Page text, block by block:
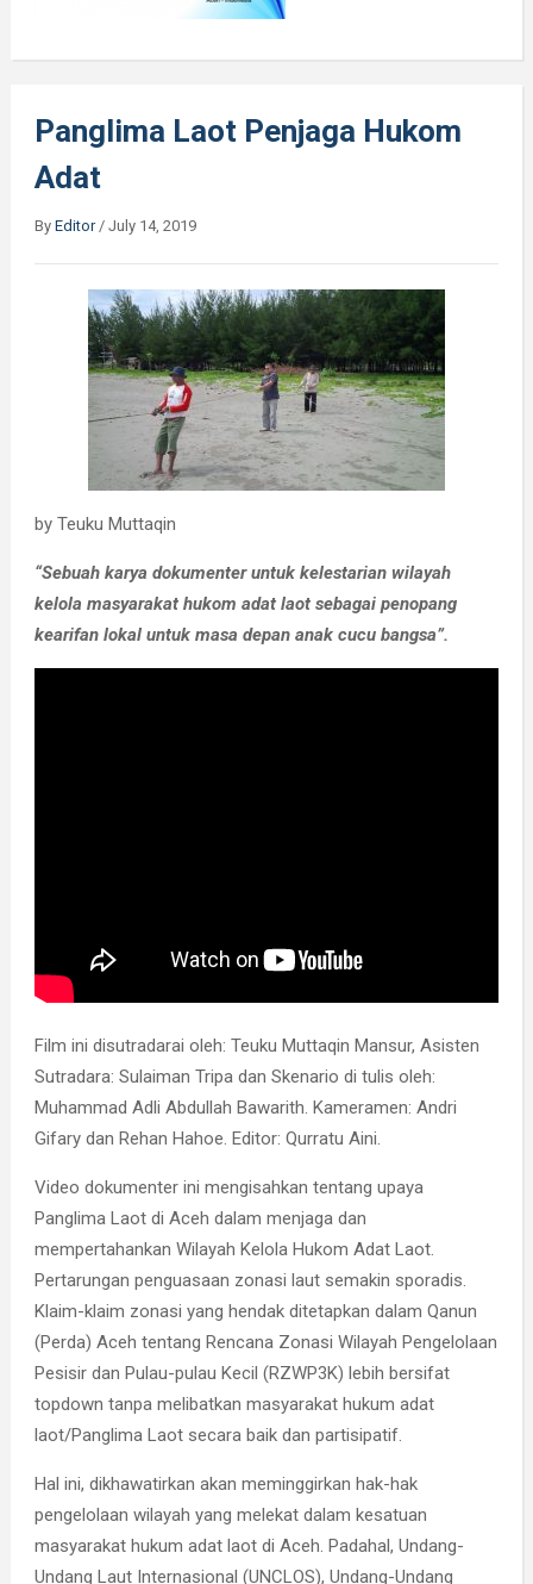
Panglima Laot Penjaga Hukom
Adat
By Editor/ July 14, 2019
by Teuku Muttaqin
“Sebuah karya dokumenter untuk kelestarian wilayah
kelola masyarakat hukom adat laot sebagai penopang
kearifan lokal untuk masa depan anak cucu bangsa”.
Film ini disutradarai oleh: Teuku Muttaqin Mansur, Asisten
Sutradara: Sulaiman Tripa dan Skenario di tulis oleh:
Muhammad Adli Abdullah Bawarith. Kameramen: Andri
Gifary dan Rehan Hahoe. Editor: Qurratu Aini.
Video dokumenter ini mengisahkan tentang upaya
Panglima Laot di Aceh dalam menjaga dan
mempertahankan Wilayah Kelola Hukom Adat Laot.
Pertarungan penguasaan zonasi laut semakin sporadis.
Klaim-klaim zonasi yang hendak ditetapkan dalam Qanun
(Perda) Aceh tentang Rencana Zonasi Wilayah Pengelolaan
Pesisir dan Pulau-pulau Kecil (RZWP3K) lebih bersifat
topdown tanpa melibatkan masyarakat hukum adat
laot/Panglima Laot secara baik dan partisipatif.
Hal ini, dikhawatirkan akan meminggirkan hak-hak
pengelolaan wilayah yang melekat dalam kesatuan
masyarakat hukum adat laot di Aceh. Padahal, Undang-
Undang Laut Internasional (UNCLOS), Undang-Undang